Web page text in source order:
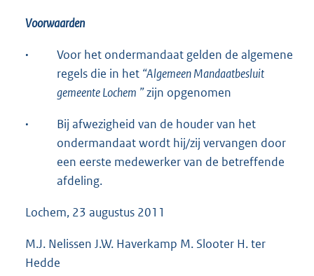
Voorwaarden
·
Voor het ondermandaat gelden de algemene
regels die in het “Algemeen Mandaatbesluit
gemeente Lochem ”zijn opgenomen
·
Bij afwezigheid van de houder van het
ondermandaat wordt hij/zij vervangen door
een eerste medewerker van de betreffende
afdeling.
Lochem, 23 augustus 2011
M.J. Nelissen J.W. Haverkamp M. Slooter H. ter
Hedde